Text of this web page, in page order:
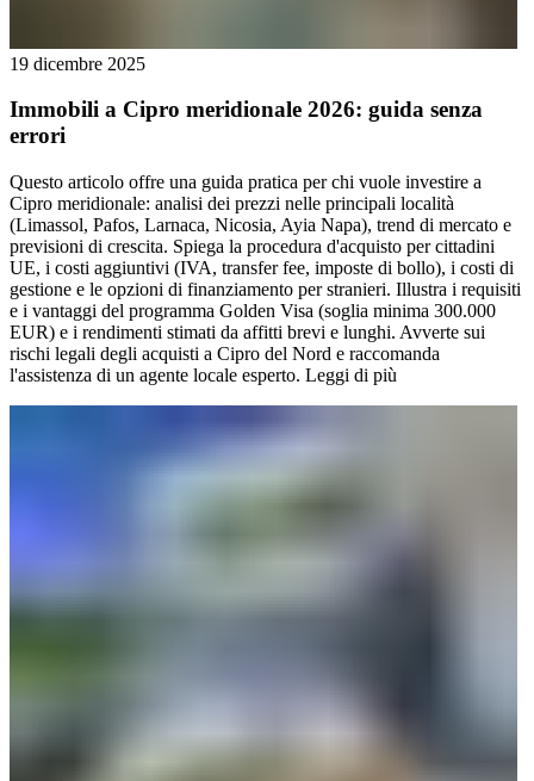
19 dicembre 2025
Immobili a Cipro meridionale 2026: guida senza
errori
Questo articolo offre una guida pratica per chi vuole investire a
Cipro meridionale: analisi dei prezzi nelle principali località
(Limassol, Pafos, Larnaca, Nicosia, Ayia Napa), trend di mercato e
previsioni di crescita. Spiega la procedura d'acquisto per cittadini
UE, i costi aggiuntivi (IVA, transfer fee, imposte di bollo), i costi di
gestione e le opzioni di finanziamento per stranieri. Illustra i requisiti
e i vantaggi del programma Golden Visa (soglia minima 300.000
EUR) e i rendimenti stimati da affitti brevi e lunghi. Avverte sui
rischi legali degli acquisti a Cipro del Nord e raccomanda
l'assistenza di un agente locale esperto. Leggi di più